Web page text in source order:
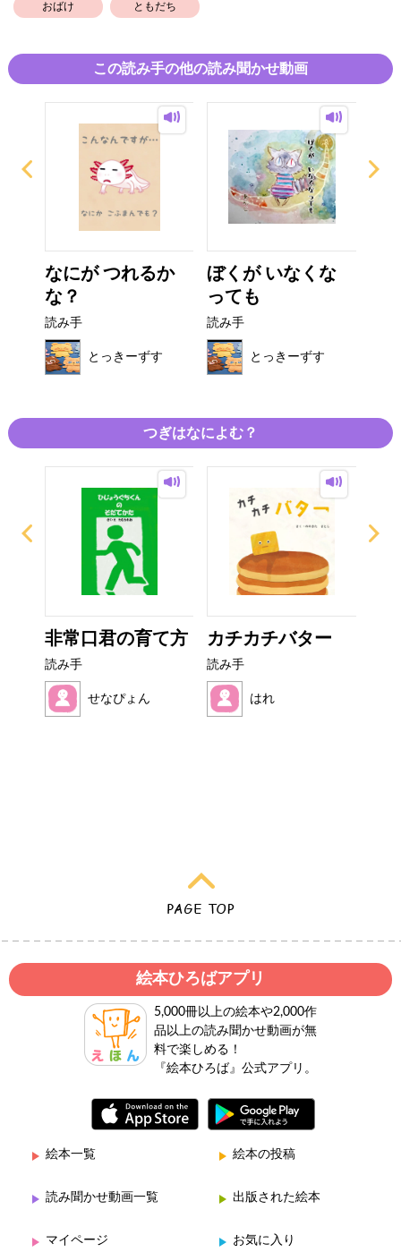
おばけ ともだち
この読み手の他の読み聞かせ動画
なにが つれるか
な？
読み手
とっきーずす
ぼくが いなくな
っても
読み手
とっきーずす
つぎはなによむ？
非常口君の育て方
読み手
せなぴょん
カチカチバター
読み手
はれ
絵本ひろばアプリ
5,000冊以上の絵本や2,000作
品以上の読み聞かせ動画が無
料で楽しめる！
『絵本ひろば』公式アプリ。
絵本一覧 絵本の投稿
読み聞かせ動画一覧 出版された絵本
マイページ お気に入り